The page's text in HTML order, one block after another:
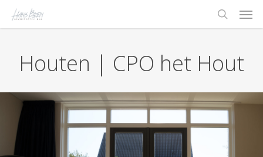
Skip
search
Houten | CPO het Hout